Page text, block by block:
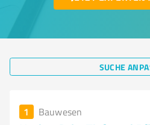
SUCHE
1 Bauwesen